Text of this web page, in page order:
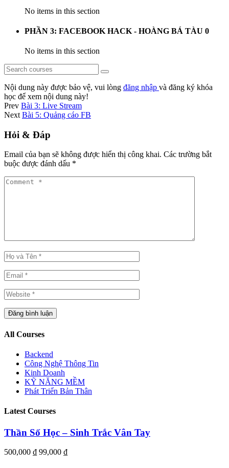
No items in this section
PHẦN 3: FACEBOOK HACK - HOÀNG BÁ TÀU 0
No items in this section
Nội dung này được bảo vệ, vui lòng đăng nhập và đăng ký khóa
học để xem nội dung này!
Prev Bài 3: Live Stream
Next Bài 5: Quảng cáo FB
Hỏi & Đáp
Email của bạn sẽ không được hiển thị công khai. Các trường bắt
buộc được đánh dấu *
All Courses
Backend
Công Nghệ Thông Tin
Kinh Doanh
KỸ NĂNG MỀM
Phát Triển Bản Thân
Latest Courses
Thần Số Học – Sinh Trắc Vân Tay
500,000 ₫ 99,000 ₫